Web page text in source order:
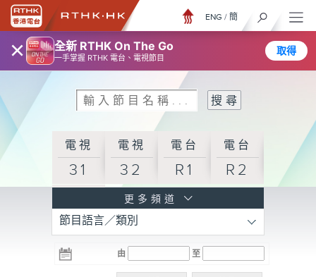
× 全新 RTHK On The Go
一手掌握 RTHK 電台、電視節目
取得
ENG / 簡
電視
31
電視
32
電台
R1
電台
R2
R3
電台 電台 電台
普通
更多頻道
節目語言／類別
由 至